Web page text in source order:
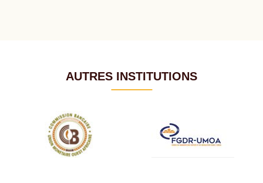
AUTRES INSTITUTIONS